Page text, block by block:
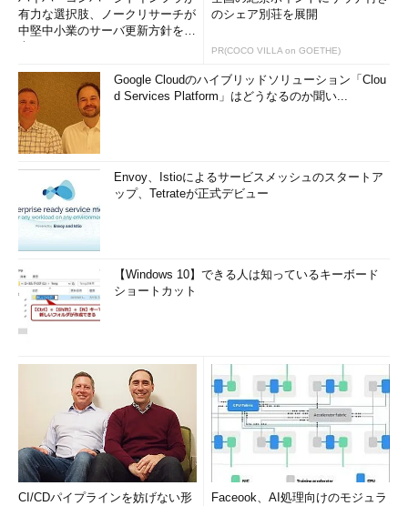
有力な選択肢、ノークリサーチが
中堅中小業のサーバ更新方針を調
のシェア別荘を展開
PR(COCO VILLA on GOETHE)
Google Cloudのハイブリッドソリューション「Clou
d Services Platform」はどうなるのか聞い...
Envoy、Istioによるサービスメッシュのスタートア
ップ、Tetrateが正式デビュー
【Windows 10】できる人は知っているキーボード
ショートカット
CI/CDパイプラインを妨げない形
Faceook、AI処理向けのモジュラ